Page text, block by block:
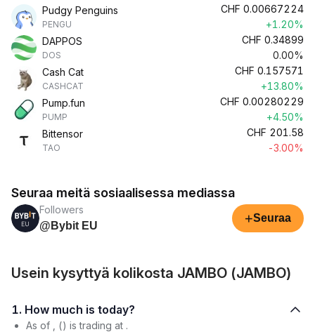
Pudgy Penguins
PENGU
CHF 0.00667224
+1.20%
DAPPOS
DOS
CHF 0.34899
0.00%
Cash Cat
CASHCAT
CHF 0.157571
+13.80%
Pump.fun
PUMP
CHF 0.00280229
+4.50%
Bittensor
TAO
CHF 201.58
-3.00%
Seuraa meitä sosiaalisessa mediassa
Followers
@Bybit EU
+Seuraa
Usein kysyttyä kolikosta JAMBO (JAMBO)
1. How much is today?
As of , () is trading at .